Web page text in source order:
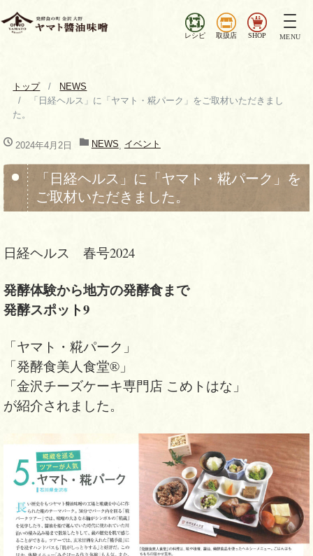
レシピ 取扱店 SHOP
ナ
ビ
替
え
MENU
トップ
NEWS
「日経ヘルス」に「ヤマト・糀パーク」をご取材いただきまし
た。
2024年4月2日 NEWS,イベント
「日経ヘルス」に「ヤマト・糀パーク」を
ご取材いただきました。
日経ヘルス 春号2024
発酵体験から地方の発酵食まで
発酵スポット9
「ヤマト・糀パーク」
「発酵食美人食堂®」
「金沢チーズケーキ専門店 こめトはな」
が紹介されました。